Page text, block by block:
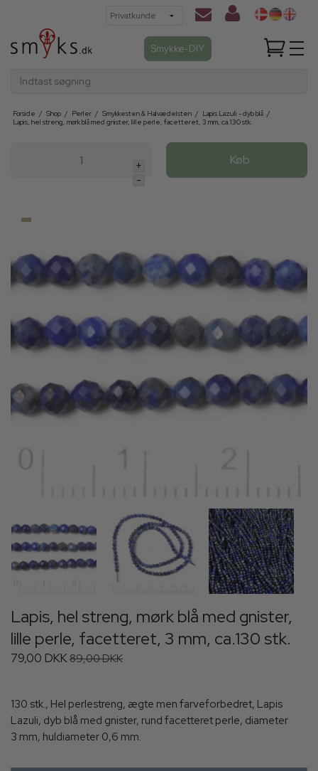
Smykke-DIY
Indtast søgning
Forside / Shop / Perler / Smykkesten & Halvædelsten / Lapis Lazuli - dyb blå /
Lapis, hel streng, mørk blå med gnister, lille perle, facetteret, 3 mm, ca.130 stk.
+
-
Køb
Lapis, hel streng, mørk blå med gnister,
lille perle, facetteret, 3 mm, ca.130 stk.
79,00 DKK89,00 DKK
130 stk., Hel perlestreng, ægte men farveforbedret, Lapis
Lazuli, dyb blå med gnister, rund facetteret perle, diameter
3 mm, huldiameter 0,6 mm.